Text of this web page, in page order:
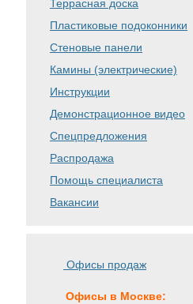
Террасная доска
Пластиковые подоконники
Стеновые панели
Камины (электрические)
Инструкции
Демонстрационное видео
Спецпредложения
Распродажа
Помощь специалиста
Вакансии
Офисы продаж
Офисы в Москве: